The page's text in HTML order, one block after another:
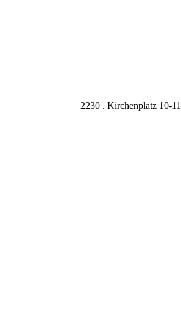
2230 . Kirchenplatz 10-11